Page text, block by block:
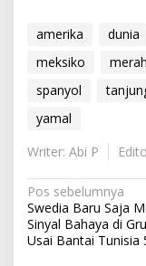
amerika dunia
meksiko
merah
spanyol
yamal
Writer: Abi P
N
a
v
Pos sebelumnya
Swedia Baru Saja
Sinyal Bahaya di
Usai Bantai Tunisia